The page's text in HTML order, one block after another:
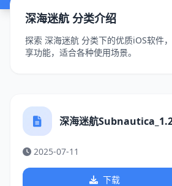
深海迷航 分类介绍
探索 深海迷航 分类下的优质iOS软件
享功能，适合各种使用场景。
深海迷航
2025-07-11
下载